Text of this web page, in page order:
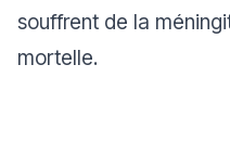
souffrent de la
mortelle.